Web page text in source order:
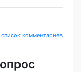
комментариев